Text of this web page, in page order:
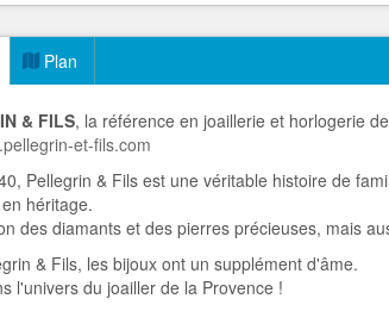
Plan
& FILS, la référence en joaillerie et horlogerie
et-fils.com
Pellegrin & Fils est une véritable histoire de
héritage.
des diamants et des pierres précieuses, mais
& Fils, les bijoux ont un supplément d'âme.
l'univers du joailler de la Provence !